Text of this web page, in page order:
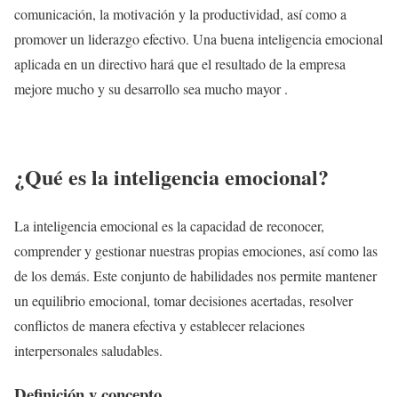
comunicación, la motivación y la productividad, así como a
promover un liderazgo efectivo. Una buena inteligencia emocional
aplicada en un directivo hará que el resultado de la empresa
mejore mucho y su desarrollo sea mucho mayor .
¿Qué es la inteligencia emocional?
La inteligencia emocional es la capacidad de reconocer,
comprender y gestionar nuestras propias emociones, así como las
de los demás. Este conjunto de habilidades nos permite mantener
un equilibrio emocional, tomar decisiones acertadas, resolver
conflictos de manera efectiva y establecer relaciones
interpersonales saludables.